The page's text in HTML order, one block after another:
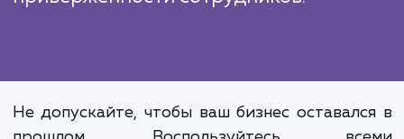
обеспечивая единый точку
всем ресурсам и сервисам, а